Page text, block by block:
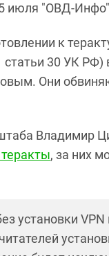
июля "ОВД-
к
статьи 30 УК
Они
Владимир
, за них
установки